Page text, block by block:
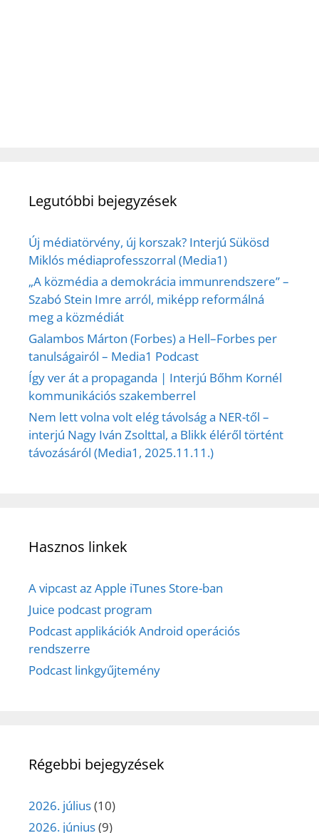
Legutóbbi bejegyzések
Új médiatörvény, új korszak? Interjú Sükösd
Miklós médiaprofesszorral (Media1)
„A közmédia a demokrácia immunrendszere” –
Szabó Stein Imre arról, miképp reformálná
meg a közmédiát
Galambos Márton (Forbes) a Hell–Forbes per
tanulságairól – Media1 Podcast
Így ver át a propaganda | Interjú Bőhm Kornél
kommunikációs szakemberrel
Nem lett volna volt elég távolság a NER-től –
interjú Nagy Iván Zsolttal, a Blikk éléről történt
távozásáról (Media1, 2025.11.11.)
Hasznos linkek
A vipcast az Apple iTunes Store-ban
Juice podcast program
Podcast applikációk Android operációs
rendszerre
Podcast linkgyűjtemény
Régebbi bejegyzések
2026. július(10)
2026. június(9)